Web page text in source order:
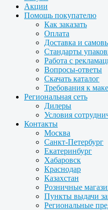
Акции
Помощь покупателю
Как заказать
Оплата
Доставка и
Стандарты
Работа с
Вопросы-ответы
Скачать каталог
Требования к
Региональная сеть
Дилеры
Условия
Контакты
Москва
Санкт-Петербург
Екатеринбург
Хабаровск
Краснодар
Казахстан
Розничные
Пункты выдачи
Региональные